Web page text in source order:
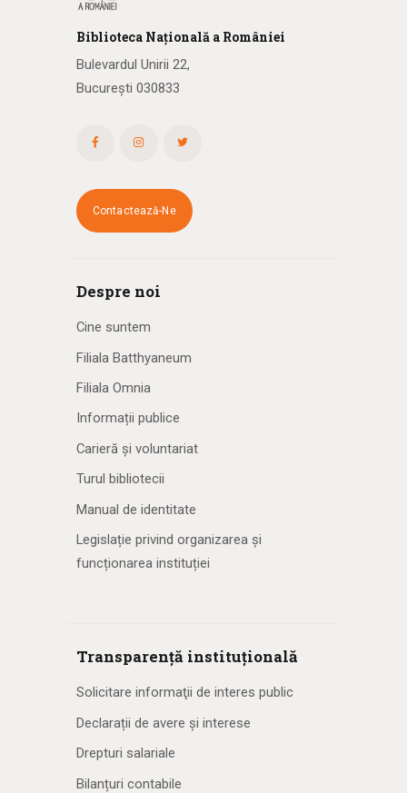
Biblioteca Națională a României
Bulevardul Unirii 22,
București 030833
Contactează-Ne
Despre noi
Cine suntem
Filiala Batthyaneum
Filiala Omnia
Informații publice
Carieră și voluntariat
Turul bibliotecii
Manual de identitate
Legislație privind organizarea și
funcționarea instituției
Transparență instituțională
Solicitare informaţii de interes public
Declarații de avere și interese
Drepturi salariale
Bilanțuri contabile